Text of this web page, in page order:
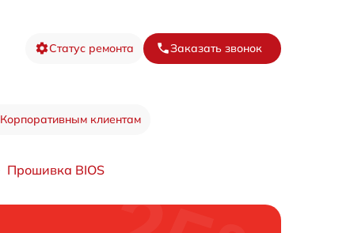
Статус ремонта Заказать звонок
Корпоративным клиентам
Прошивка BIOS